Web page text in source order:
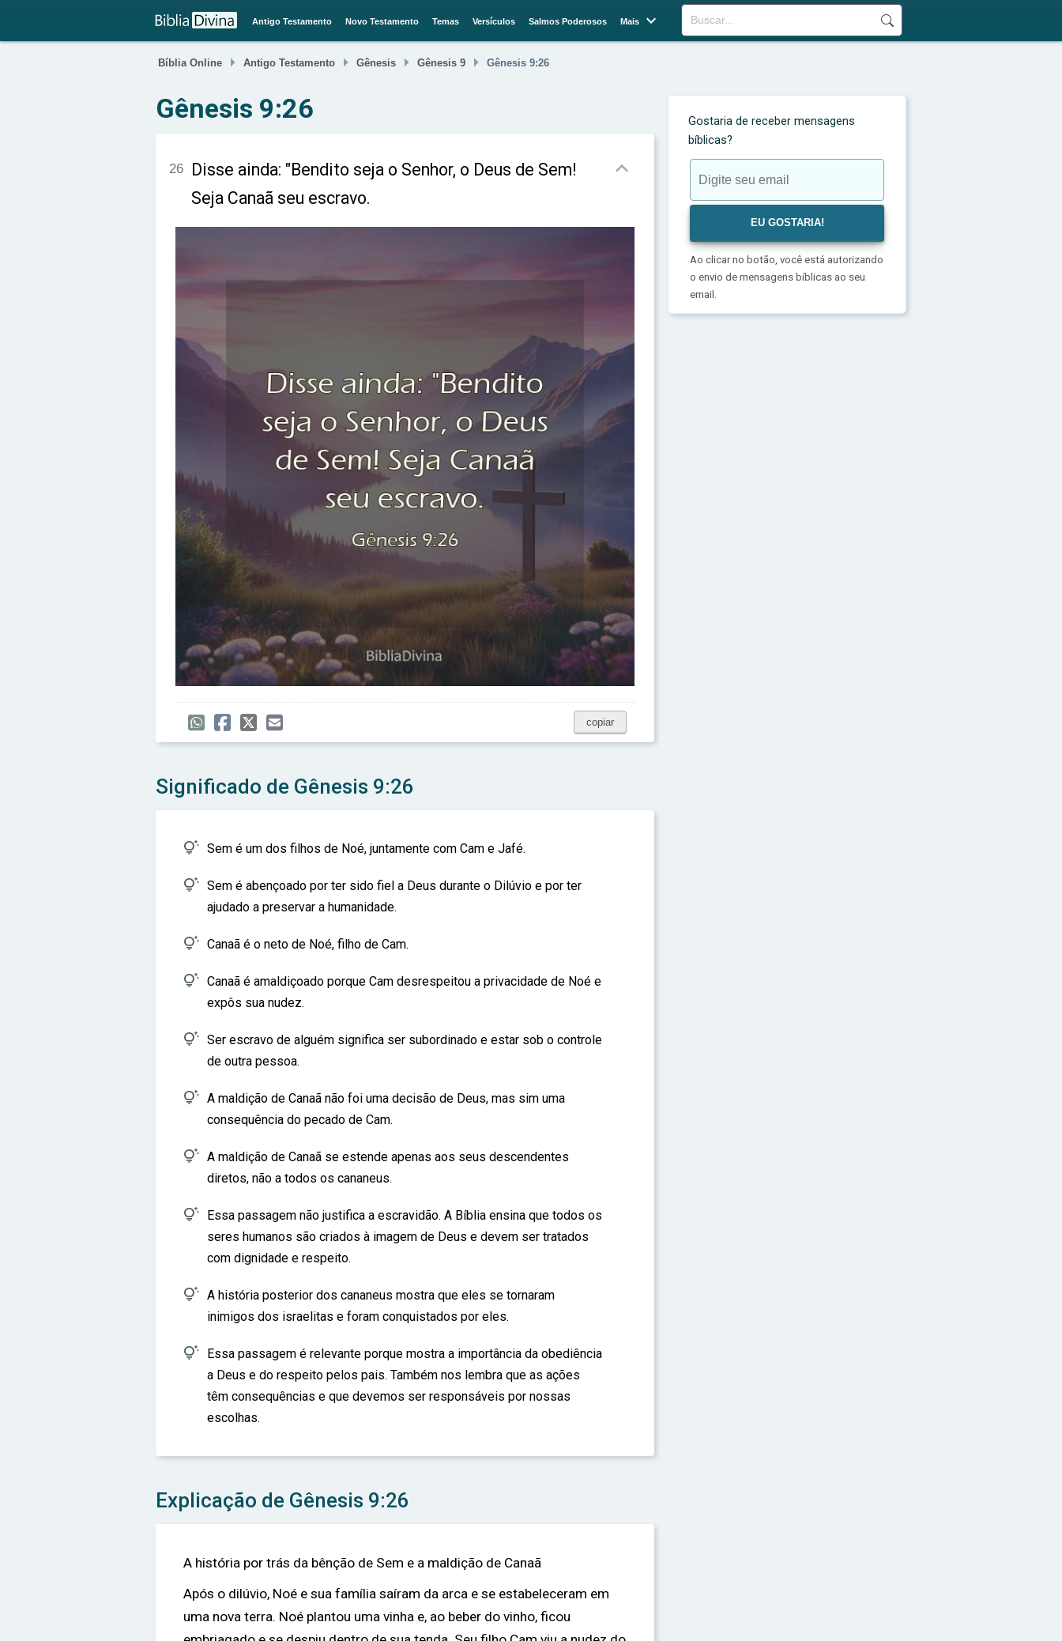
Buscar
Antigo Testamento Novo Testamento Temas Versículos Salmos Poderosos Mais 
Bíblia Online  Antigo Testamento  Gênesis  Gênesis 9  Gênesis 9:26
Gênesis 9:26
26 Disse ainda: "Bendito seja o Senhor, o Deus de Sem!
Seja Canaã seu escravo.

copiar
Significado de Gênesis 9:26
 Sem é um dos filhos de Noé, juntamente com Cam e Jafé.
 Sem é abençoado por ter sido fiel a Deus durante o Dilúvio e por ter
ajudado a preservar a humanidade.
 Canaã é o neto de Noé, filho de Cam.
 Canaã é amaldiçoado porque Cam desrespeitou a privacidade de Noé e
expôs sua nudez.
 Ser escravo de alguém significa ser subordinado e estar sob o controle
de outra pessoa.
 A maldição de Canaã não foi uma decisão de Deus, mas sim uma
consequência do pecado de Cam.
 A maldição de Canaã se estende apenas aos seus descendentes
diretos, não a todos os cananeus.
 Essa passagem não justifica a escravidão. A Bíblia ensina que todos os
seres humanos são criados à imagem de Deus e devem ser tratados
com dignidade e respeito.
 A história posterior dos cananeus mostra que eles se tornaram
inimigos dos israelitas e foram conquistados por eles.
 Essa passagem é relevante porque mostra a importância da obediência
a Deus e do respeito pelos pais. Também nos lembra que as ações
têm consequências e que devemos ser responsáveis por nossas
escolhas.
Explicação de Gênesis 9:26
A história por trás da bênção de Sem e a maldição de Canaã
Após o dilúvio, Noé e sua família saíram da arca e se estabeleceram em
uma nova terra. Noé plantou uma vinha e, ao beber do vinho, ficou
Gostaria de receber mensagens
bíblicas?
Ao clicar no botão, você está autorizando
o envio de mensagens bíblicas ao seu
email.